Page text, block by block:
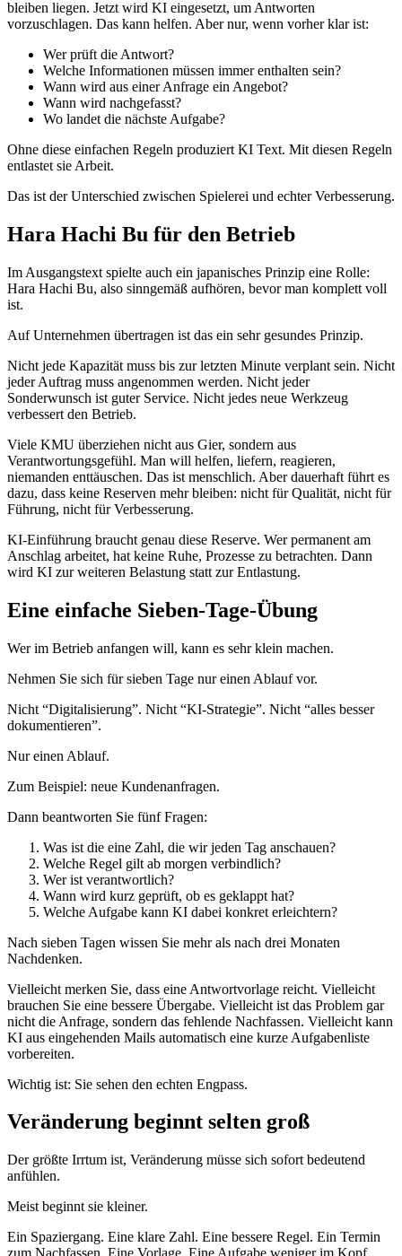
bleiben liegen. Jetzt wird KI eingesetzt, um Antworten
vorzuschlagen. Das kann helfen. Aber nur, wenn vorher klar ist:
Wer prüft die Antwort?
Welche Informationen müssen immer enthalten sein?
Wann wird aus einer Anfrage ein Angebot?
Wann wird nachgefasst?
Wo landet die nächste Aufgabe?
Ohne diese einfachen Regeln produziert KI Text. Mit diesen Regeln
entlastet sie Arbeit.
Das ist der Unterschied zwischen Spielerei und echter Verbesserung.
Hara Hachi Bu für den Betrieb
Im Ausgangstext spielte auch ein japanisches Prinzip eine Rolle:
Hara Hachi Bu, also sinngemäß aufhören, bevor man komplett voll
ist.
Auf Unternehmen übertragen ist das ein sehr gesundes Prinzip.
Nicht jede Kapazität muss bis zur letzten Minute verplant sein. Nicht
jeder Auftrag muss angenommen werden. Nicht jeder
Sonderwunsch ist guter Service. Nicht jedes neue Werkzeug
verbessert den Betrieb.
Viele KMU überziehen nicht aus Gier, sondern aus
Verantwortungsgefühl. Man will helfen, liefern, reagieren,
niemanden enttäuschen. Das ist menschlich. Aber dauerhaft führt es
dazu, dass keine Reserven mehr bleiben: nicht für Qualität, nicht für
Führung, nicht für Verbesserung.
KI-Einführung braucht genau diese Reserve. Wer permanent am
Anschlag arbeitet, hat keine Ruhe, Prozesse zu betrachten. Dann
wird KI zur weiteren Belastung statt zur Entlastung.
Eine einfache Sieben-Tage-Übung
Wer im Betrieb anfangen will, kann es sehr klein machen.
Nehmen Sie sich für sieben Tage nur einen Ablauf vor.
Nicht “Digitalisierung”. Nicht “KI-Strategie”. Nicht “alles besser
dokumentieren”.
Nur einen Ablauf.
Zum Beispiel: neue Kundenanfragen.
Dann beantworten Sie fünf Fragen:
Was ist die eine Zahl, die wir jeden Tag anschauen?
Welche Regel gilt ab morgen verbindlich?
Wer ist verantwortlich?
Wann wird kurz geprüft, ob es geklappt hat?
Welche Aufgabe kann KI dabei konkret erleichtern?
Nach sieben Tagen wissen Sie mehr als nach drei Monaten
Nachdenken.
Vielleicht merken Sie, dass eine Antwortvorlage reicht. Vielleicht
brauchen Sie eine bessere Übergabe. Vielleicht ist das Problem gar
nicht die Anfrage, sondern das fehlende Nachfassen. Vielleicht kann
KI aus eingehenden Mails automatisch eine kurze Aufgabenliste
vorbereiten.
Wichtig ist: Sie sehen den echten Engpass.
Veränderung beginnt selten groß
Der größte Irrtum ist, Veränderung müsse sich sofort bedeutend
anfühlen.
Meist beginnt sie kleiner.
Ein Spaziergang. Eine klare Zahl. Eine bessere Regel. Ein Termin